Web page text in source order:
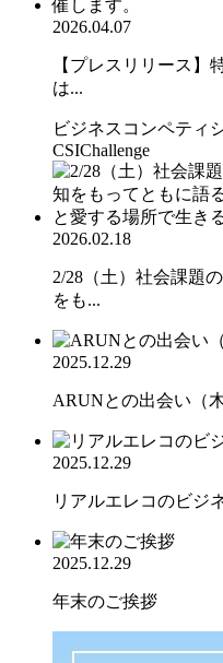
2026.04.07
【プレスリリース】
は...
ビジネスコンペティ
CSIChallenge
2026.02.18
2/28（土）社会課題
をも...
2025.12.29
ARUNとの出会い（
2025.12.29
リアルエレコのビジ
2025.12.29
年末のご挨拶